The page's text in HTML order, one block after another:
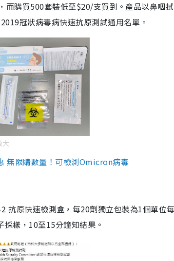
而購買500套裝低至$20/支買到。產品以鼻咽
冠狀病毒病快速抗原測試通用名單。
大
無限購數量！可檢測Omicron病毒
抗原快速檢測盒，每20劑獨立包裝為1個單位
樣，10至15分鐘知結果。